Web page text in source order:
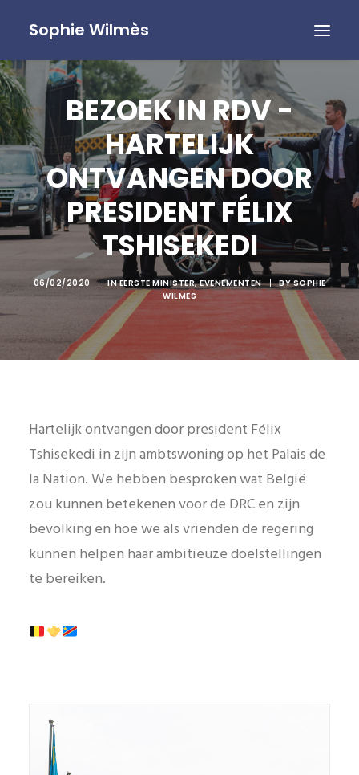
Sophie Wilmès
BEZOEK IN RDV -
HARTELIJK
ONTVANGEN DOOR
PRESIDENT FÉLIX
TSHISEKEDI
06/02/2020 | INEERSTE MINISTER,EVENEMENTEN | BYSOPHIE
WILMES
Hartelijk ontvangen door president Félix
Tshisekedi in zijn ambtswoning op het Palais de
la Nation. We hebben besproken wat België
zou kunnen betekenen voor de DRC en zijn
bevolking en hoe we als vrienden de regering
kunnen helpen haar ambitieuze doelstellingen
te bereiken.